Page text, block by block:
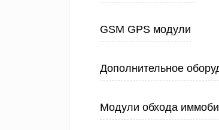
GSM GPS модули
Дополнительное
Модули обхода